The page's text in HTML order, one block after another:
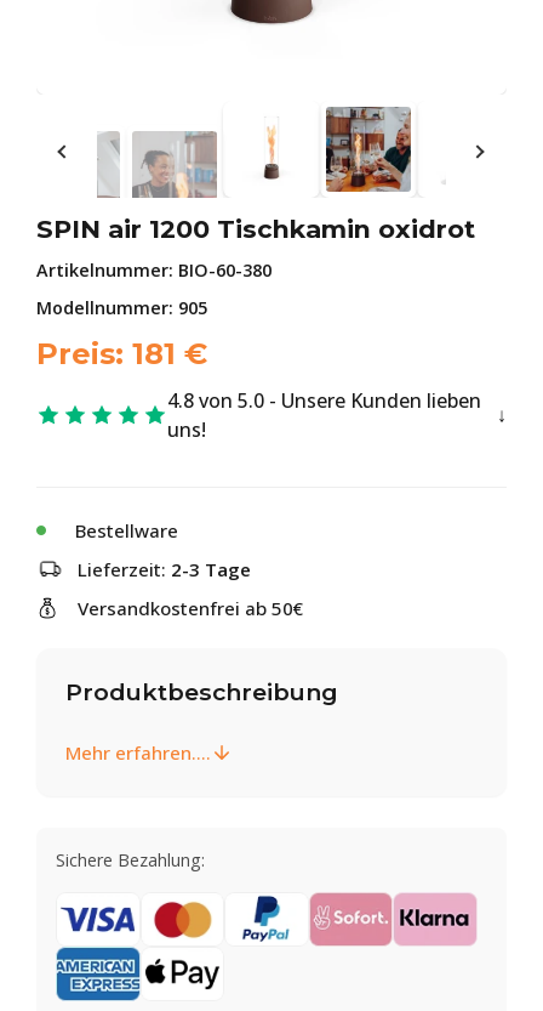
SPIN air 1200 Tischkamin oxidrot
Artikelnummer: BIO-60-380
Modellnummer: 905
Preis: 181 €
4.8 von 5.0 - Unsere Kunden lieben
uns!
Bestellware
Lieferzeit: 2-3 Tage
Versandkostenfrei ab 50€
Produktbeschreibung
Mehr erfahren....
Sichere Bezahlung: